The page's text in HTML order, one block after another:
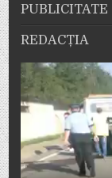
PUBLICITATE
REDACȚIA